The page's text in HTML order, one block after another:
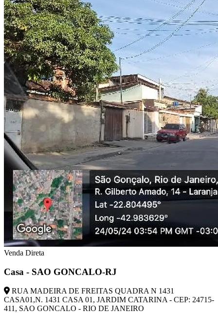
Venda Direta
Casa - SAO GONCALO-RJ
RUA MADEIRA DE FREITAS QUADRA N 1431
CASA01,N. 1431 CASA 01, JARDIM CATARINA - CEP: 24715-
411, SAO GONCALO - RIO DE JANEIRO